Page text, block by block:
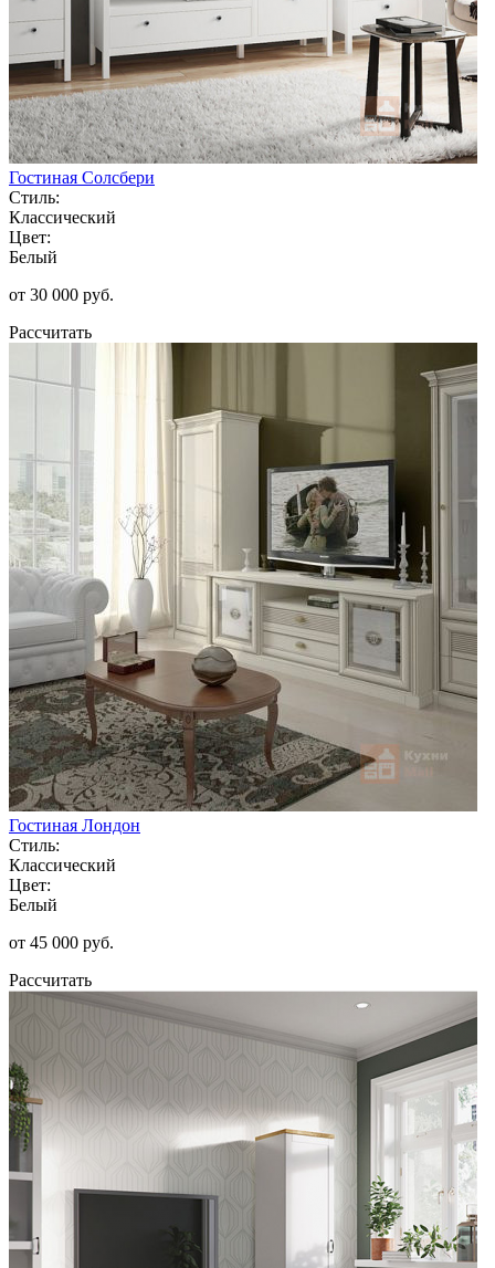
Гостиная Солсбери
Стиль:
Классический
Цвет:
Белый
от 30 000 руб.
Рассчитать
Гостиная Лондон
Стиль:
Классический
Цвет:
Белый
от 45 000 руб.
Рассчитать